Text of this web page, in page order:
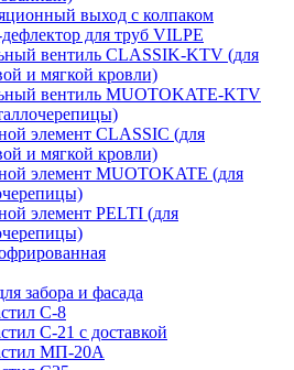
выход с колпаком
для труб VILPE
вентиль CLASSIK-KTV (для
и мягкой кровли)
вентиль MUOTOKATE-KTV
элемент CLASSIC (для
и мягкой кровли)
элемент MUOTOKATE (для
элемент PELTI (для
забора и фасада
С-8
С-21 с доставкой
МП-20А